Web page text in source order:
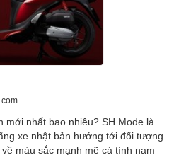
mới nhất bao nhiêu? SH Mode là
xe nhật bản hướng tới đối tượng
màu sắc mạnh mẽ cá tính nam